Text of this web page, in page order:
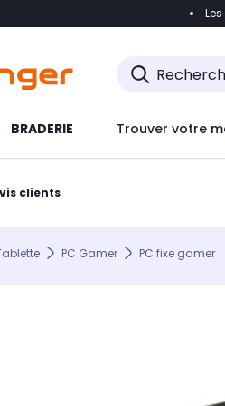
Accéder
BRADERIE Trouver votre
clients
PC Gamer PC fixe gamer